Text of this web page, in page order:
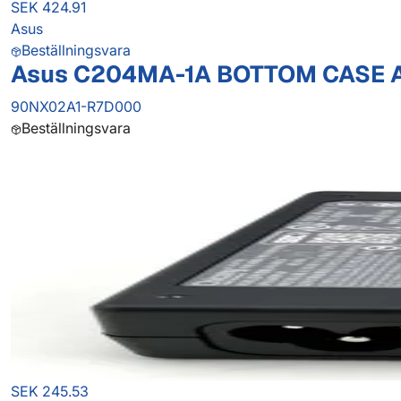
SEK 424.91
Asus
Beställningsvara
Asus C204MA-1A BOTTOM CASE
90NX02A1-R7D000
Beställningsvara
SEK 245.53